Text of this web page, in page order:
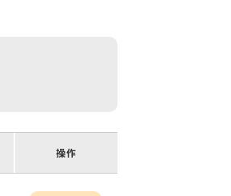
操作